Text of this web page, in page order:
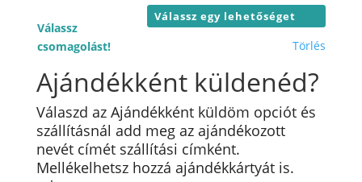
Válassz
csomagolást!
Törlés
Ajándékként küldenéd?
Válaszd az Ajándékként küldöm opciót és
szállításnál add meg az ajándékozott
nevét címét szállítási címként.
Mellékelhetsz hozzá ajándékkártyát is.